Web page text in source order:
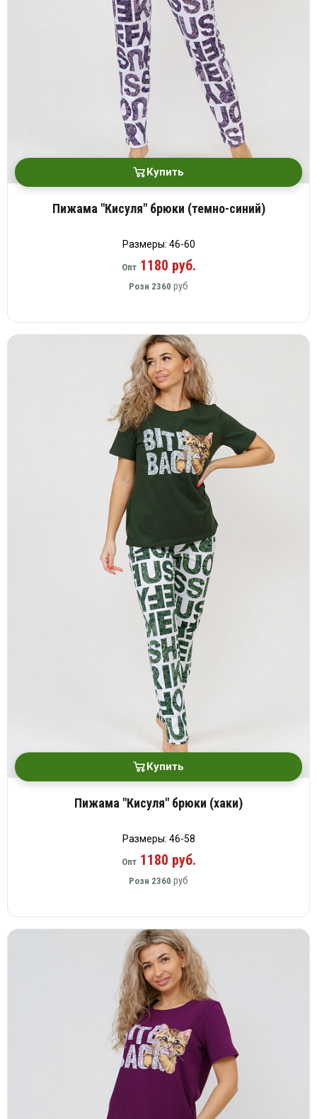
Купить
Пижама "Кисуля" брюки (темно-синий)
Размеры: 46-60
Опт1180 руб.
Розн 2360 руб
Купить
Пижама "Кисуля" брюки (хаки)
Размеры: 46-58
Опт1180 руб.
Розн 2360 руб